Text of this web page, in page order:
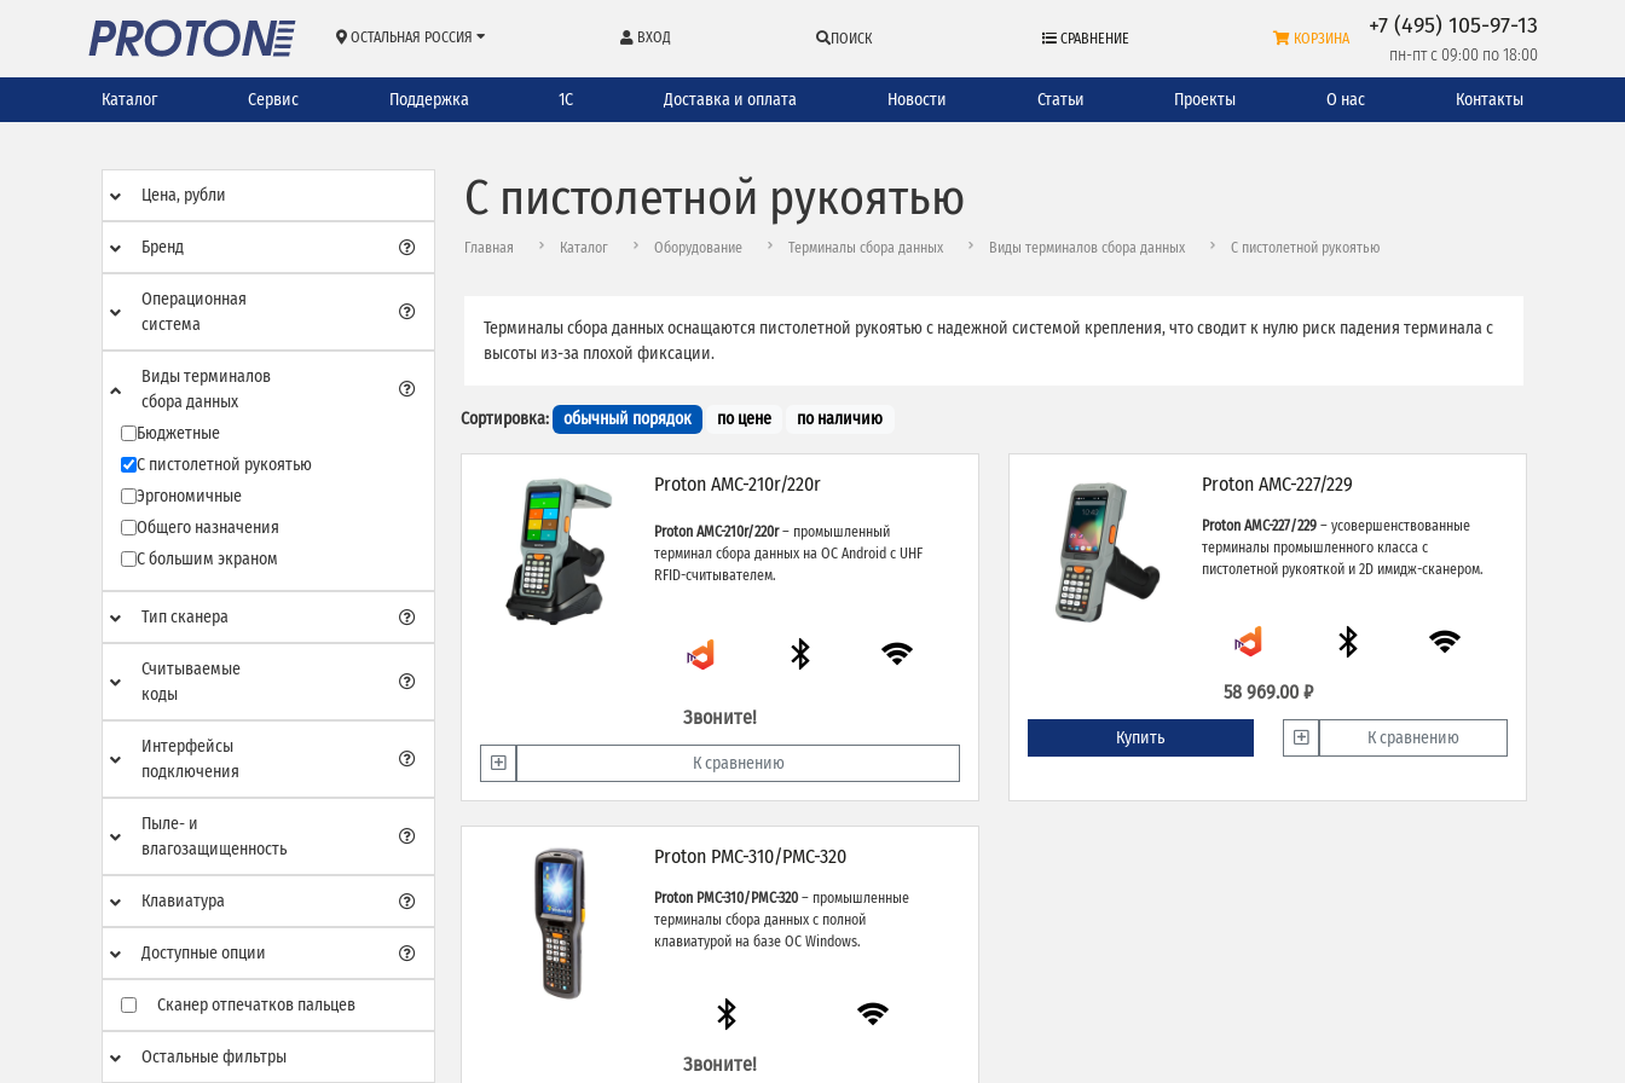
ОСТАЛЬНАЯ РОССИЯ ВХОД ПОИСК СРАВНЕНИЕ КОРЗИНА +7 (495) 105-97-13
пн-пт с 09:00 по 18:00
Каталог Сервис Поддержка 1С Доставка и оплата Новости Статьи Проекты О нас Контакты
Цена, рубли
Бренд
Операционная
система
Виды терминалов
сбора данных
Бюджетные
С пистолетной рукоятью
Эргономичные
Общего назначения
С большим экраном
Тип сканера
Считываемые
коды
Интерфейсы
подключения
Пыле- и
влагозащищенность
Клавиатура
Доступные опции
Сканер отпечатков пальцев
Остальные фильтры
С пистолетной рукоятью
Главная Каталог Оборудование Терминалы сбора данных Виды терминалов сбора данных С пистолетной рукоятью
Терминалы сбора данных оснащаются пистолетной рукоятью с надежной системой крепления, что сводит к нулю риск падения терминала с
высоты из-за плохой фиксации.
Сортировка: обычный порядок по цене по наличию
Proton AMC-210r/220r
Proton AMC-210r/220r– промышленный
терминал сбора данных на ОС Android с UHF
RFID-считывателем.
Звоните!
К сравнению
Proton AMC-227/229
Proton AMC-227/229 – усовершенствованные
терминалы промышленного класса с
пистолетной рукояткой и 2D имидж-сканером.
58 969.00 ₽
Купить К сравнению
Proton PMC-310/PMC-320
Proton PMC-310/PMC-320 – промышленные
терминалы сбора данных с полной
клавиатурой на базе ОС Windows.
Звоните!